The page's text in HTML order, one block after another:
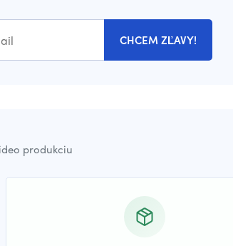
CHCEM ZĽAVY!
produkciu